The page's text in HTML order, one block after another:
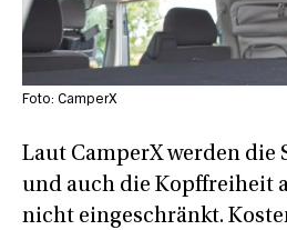
Laut CamperX werden die
und auch die Kopffreiheit
nicht eingeschränkt.
Foto: CamperX